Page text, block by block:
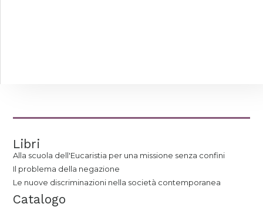
Libri
Alla scuola dell'Eucaristia per una missione senza confini
Il problema della negazione
Le nuove discriminazioni nella società contemporanea
Catalogo